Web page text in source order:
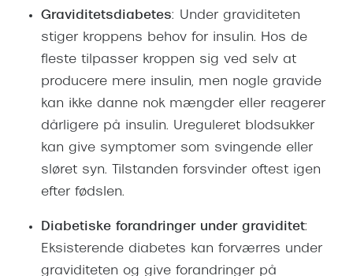
Graviditetsdiabetes: Under graviditeten
stiger kroppens behov for insulin. Hos de
fleste tilpasser kroppen sig ved selv at
producere mere insulin, men nogle gravide
kan ikke danne nok mængder eller reagerer
dårligere på insulin. Ureguleret blodsukker
kan give symptomer som svingende eller
sløret syn. Tilstanden forsvinder oftest igen
efter fødslen.
Diabetiske forandringer under graviditet:
Eksisterende diabetes kan forværres under
graviditeten og give forandringer på